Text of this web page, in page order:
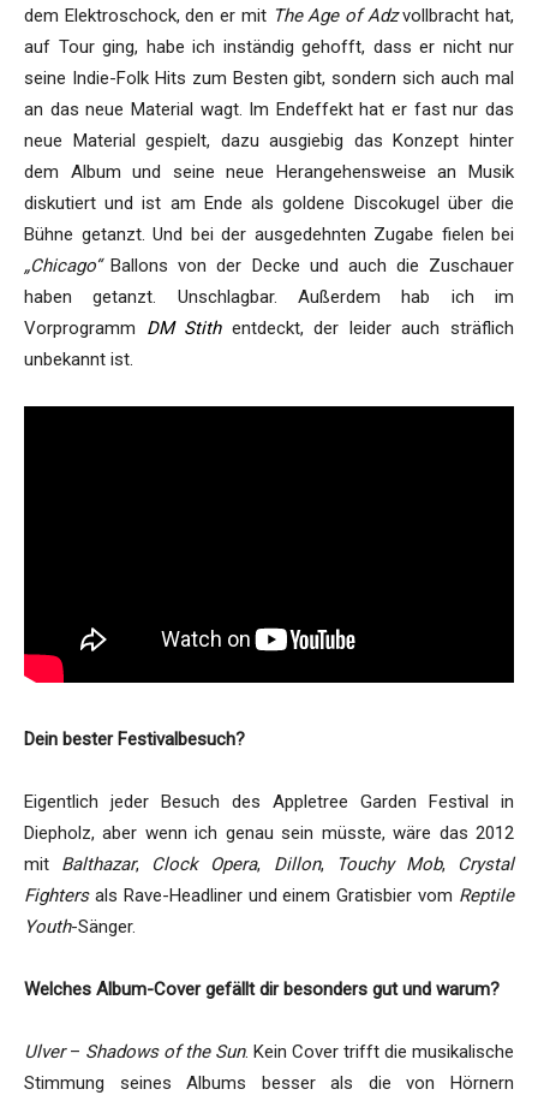
dem Elektroschock, den er mit The Age of Adzvollbracht hat,
auf Tour ging, habe ich inständig gehofft, dass er nicht nur
seine Indie-Folk Hits zum Besten gibt, sondern sich auch mal
an das neue Material wagt. Im Endeffekt hat er fast nur das
neue Material gespielt, dazu ausgiebig das Konzept hinter
dem Album und seine neue Herangehensweise an Musik
diskutiert und ist am Ende als goldene Discokugel über die
Bühne getanzt. Und bei der ausgedehnten Zugabe fielen bei
„Chicago“Ballons von der Decke und auch die Zuschauer
haben getanzt. Unschlagbar. Außerdem hab ich im
Vorprogramm DM Stithentdeckt, der leider auch sträflich
unbekannt ist.
Dein bester Festivalbesuch?
Eigentlich jeder Besuch des Appletree Garden Festival in
Diepholz, aber wenn ich genau sein müsste, wäre das 2012
mit Balthazar, Clock Opera, Dillon, Touchy Mob, Crystal
Fightersals Rave-Headliner und einem Gratisbier vom Reptile
Youth-Sänger.
Welches Album-Cover gefällt dir besonders gut und warum?
Ulver– Shadows of the Sun. Kein Cover trifft die musikalische
Stimmung seines Albums besser als die von Hörnern